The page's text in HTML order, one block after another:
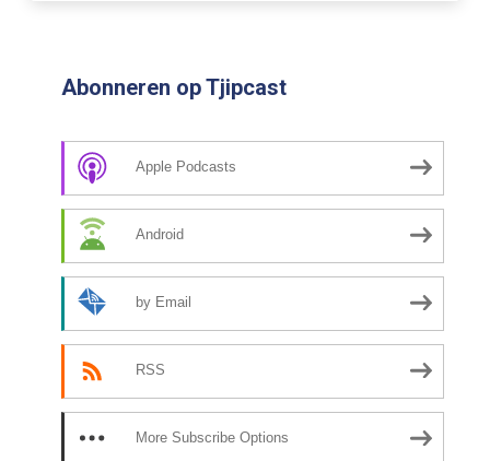
Abonneren op Tjipcast
Apple Podcasts
Android
by Email
RSS
More Subscribe Options